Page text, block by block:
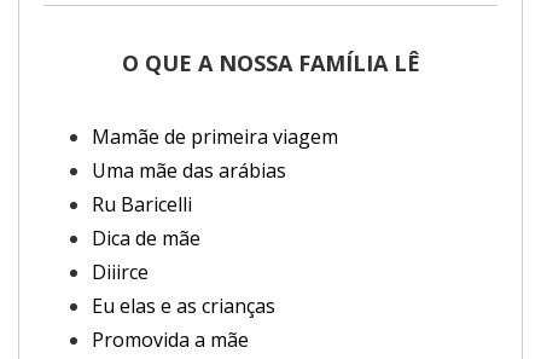
O QUE A NOSSA FAMÍLIA LÊ
Mamãe de primeira viagem
Uma mãe das arábias
Ru Baricelli
Dica de mãe
Diiirce
Eu elas e as crianças
Promovida a mãe